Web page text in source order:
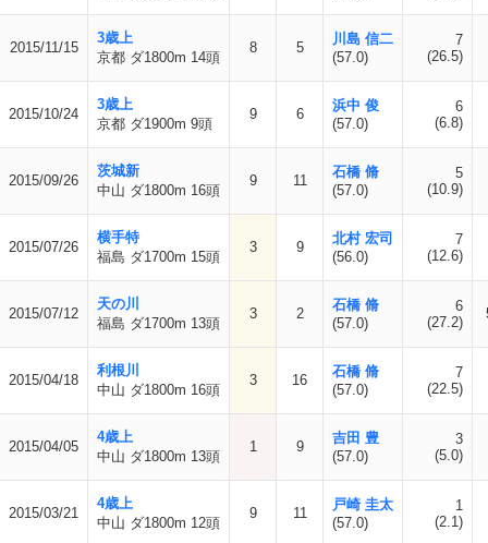
2015/11/15
3歳上
京都 ダ1800m 14頭
8 5
川島 信二
(57.0)
7
(26.5)
2015/10/24
3歳上
京都 ダ1900m 9頭
9 6
浜中 俊
(57.0)
6
(6.8)
2015/09/26
茨城新
中山 ダ1800m 16頭
9 11
石橋 脩
(57.0)
5
(10.9)
2015/07/26
横手特
福島 ダ1700m 15頭
3 9
北村 宏司
(56.0)
7
(12.6)
2015/07/12
天の川
福島 ダ1700m 13頭
3 2
石橋 脩
(57.0)
6
(27.2)
2015/04/18
利根川
中山 ダ1800m 16頭
3 16
石橋 脩
(57.0)
7
(22.5)
2015/04/05
4歳上
中山 ダ1800m 13頭
1 9
吉田 豊
(57.0)
3
(5.0)
2015/03/21
4歳上
中山 ダ1800m 12頭
9 11
戸崎 圭太
(57.0)
1
(2.1)